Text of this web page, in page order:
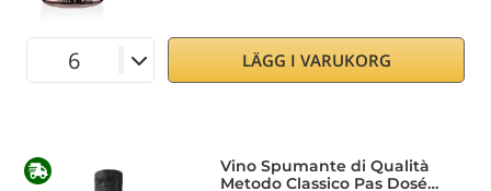
LÄGG I VARUKORG
Vino Spumante di Qualità
Metodo Classico Pas Dosé